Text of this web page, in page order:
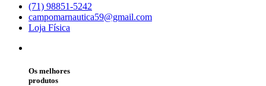
(71) 98851-5242
campomarnautica59@gmail.com
Loja Física
Os melhores
produtos